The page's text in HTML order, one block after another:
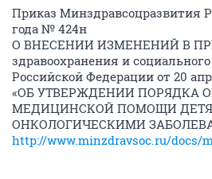
Приказ Минздравсоцразвития
года № 424н
О ВНЕСЕНИИ ИЗМЕНЕНИЙ В
здравоохранения и
Российской Федерации от 20
«ОБ УТВЕРЖДЕНИИ ПОРЯДКА
МЕДИЦИНСКОЙ ПОМОЩИ
ОНКОЛОГИЧЕСКИМИ
http://www.minzdravsoc.ru/docs/